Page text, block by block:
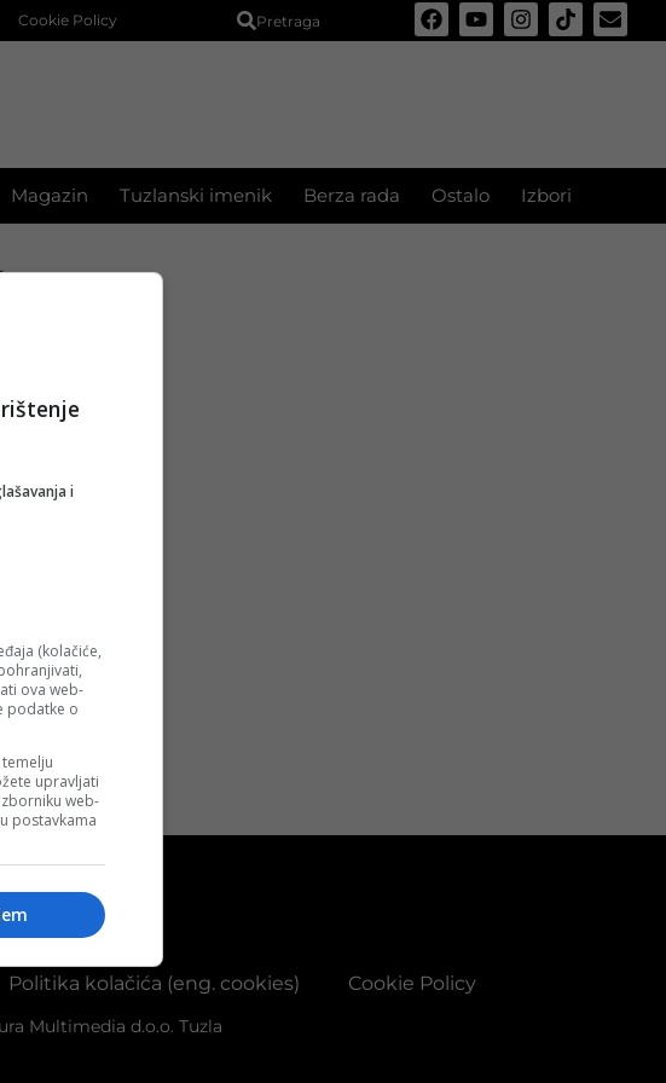
Cookie Policy Pretraga
Magazin Tuzlanski imenik Berza rada Ostalo Izbori
Politika kolačića (eng. cookies) Cookie Policy
Multimedia d.o.o. Tuzla
i
(kolačiće,
ova web-
podatke o
upravljati
web-
postavkama